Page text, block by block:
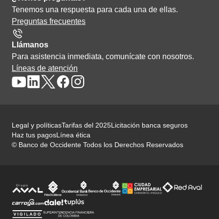
Tenemos una respuesta para cada una de ellas.
Preguntas frecuentes
Llámanos
Para asistencia inmediata, comunícate con nosotros.
Líneas de atención
Legal y políticasTarifas del 2025Licitación banca seguros
Haz tus pagosLínea ética
© Banco de Occidente Todos los Derechos Reservados